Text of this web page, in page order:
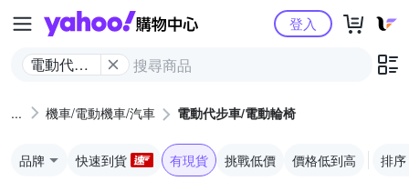
Yahoo購物中心
電動代步
椅
登入
機車/電動機車/汽車 電動代步車/電動輪椅
品牌 快速到貨 有現貨 挑戰低價 價格低到高 排序